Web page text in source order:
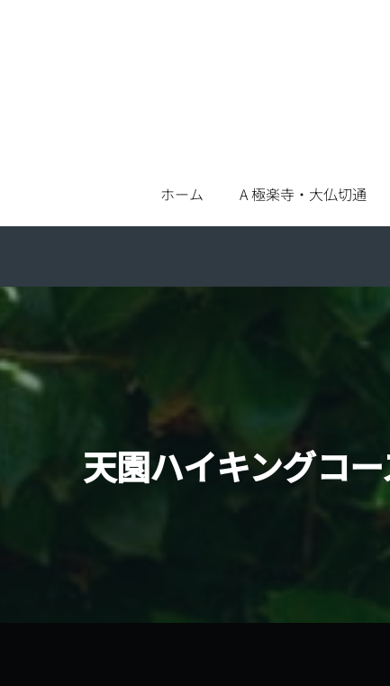
ホーム A 極楽寺・大仏切通
天園ハイキングコ